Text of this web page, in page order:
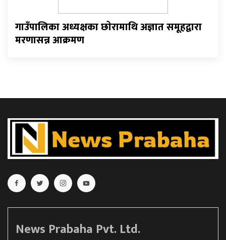
गाउँपालिका अध्यक्षका छाेरामाथि अज्ञात समूहद्वारा
मरणासन्न आक्रमण
News Prabaha Pvt. Ltd.